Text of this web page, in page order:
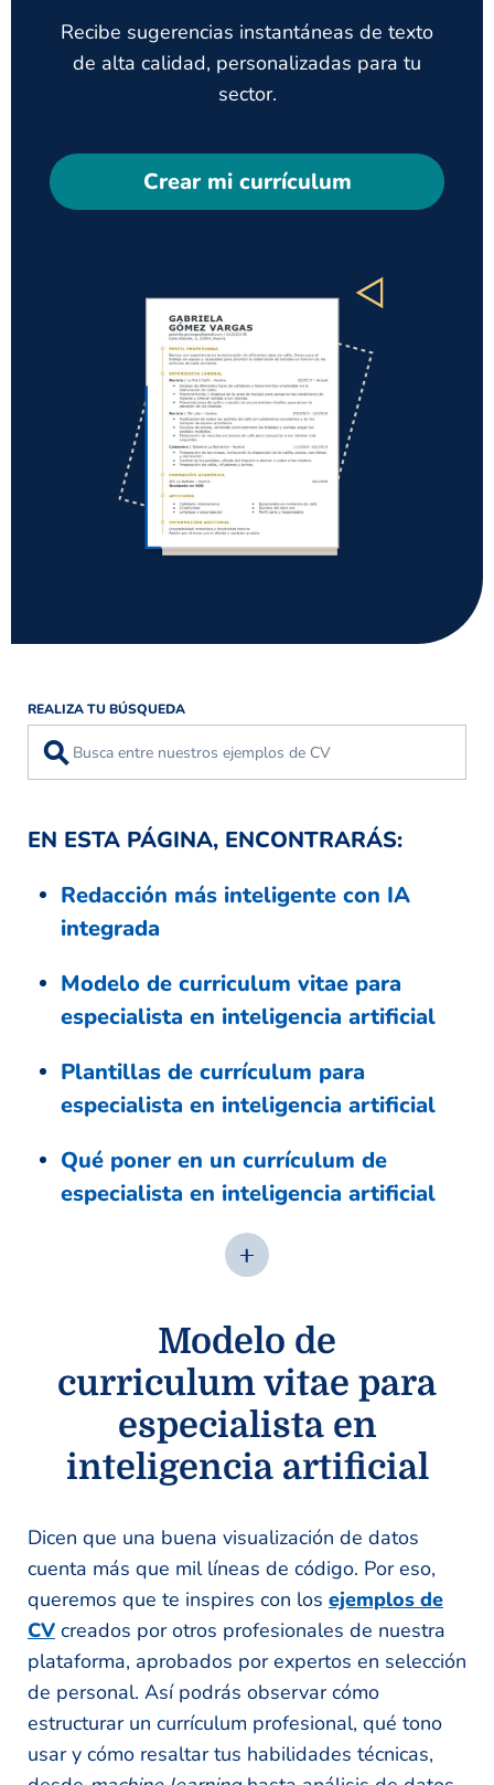
Recibe sugerencias instantáneas de texto
de alta calidad, personalizadas para tu
sector.
Crear mi currículum
REALIZA TU BÚSQUEDA
⚲
EN ESTA PÁGINA, ENCONTRARÁS:
Redacción más inteligente con IA
integrada
Modelo de curriculum vitae para
especialista en inteligencia artificial
Plantillas de currículum para
especialista en inteligencia artificial
Qué poner en un currículum de
especialista en inteligencia artificial
Modelo de
curriculum vitae para
especialista en
inteligencia artificial
Dicen que una buena visualización de datos
cuenta más que mil líneas de código. Por eso,
queremos que te inspires con los ejemplos de
CV creados por otros profesionales de nuestra
plataforma, aprobados por expertos en selección
de personal. Así podrás observar cómo
estructurar un currículum profesional, qué tono
usar y cómo resaltar tus habilidades técnicas,